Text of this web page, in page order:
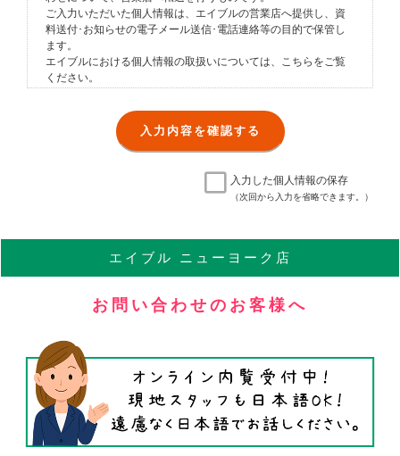
ご入力いただいた個人情報は、エイブルの営業店へ提供し、資
料送付･お知らせの電子メール送信･電話連絡等の目的で保管し
ます。
エイブルにおける個人情報の取扱いについては、
こちら をご覧
ください。
入力した個人情報の保存
（次回から入力を省略できます。）
エイブル ニューヨーク店
お問い合わせのお客様へ